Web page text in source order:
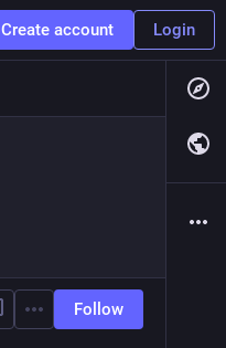
Create account Login
Follow